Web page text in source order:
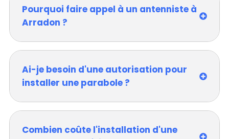
Pourquoi faire appel à un antenniste à
Arradon ?
Ai-je besoin d'une autorisation pour
installer une parabole ?
Combien coûte l'installation d'une